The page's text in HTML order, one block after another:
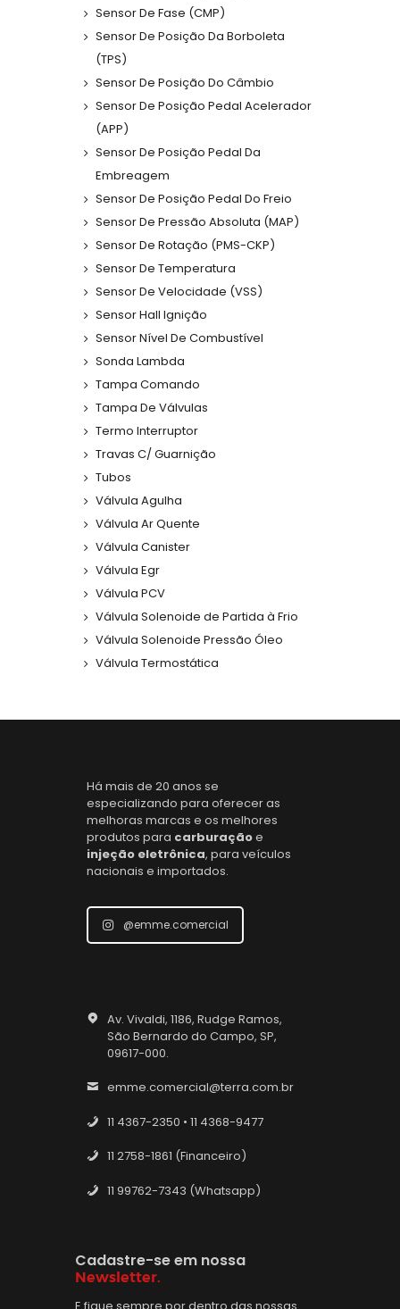
Sensor De Fase (CMP)
Sensor De Posição Da Borboleta
(TPS)
Sensor De Posição Do Câmbio
Sensor De Posição Pedal Acelerador
(APP)
Sensor De Posição Pedal Da
Embreagem
Sensor De Posição Pedal Do Freio
Sensor De Pressão Absoluta (MAP)
Sensor De Rotação (PMS-CKP)
Sensor De Temperatura
Sensor De Velocidade (VSS)
Sensor Hall Ignição
Sensor Nível De Combustível
Sonda Lambda
Tampa Comando
Tampa De Válvulas
Termo Interruptor
Travas C/ Guarnição
Tubos
Válvula Agulha
Válvula Ar Quente
Válvula Canister
Válvula Egr
Válvula PCV
Válvula Solenoide de Partida à Frio
Válvula Solenoide Pressão Óleo
Válvula Termostática
Há mais de 20 anos se
especializando para oferecer as
melhoras marcas e os melhores
produtos para carburaçãoe
injeção eletrônica, para veículos
nacionais e importados.
@emme.comercial
Av. Vivaldi, 1186, Rudge Ramos,
São Bernardo do Campo, SP,
09617-000.
emme.comercial@terra.com.br
11 4367-2350 • 11 4368-9477
11 2758-1861 (Financeiro)
11 99762-7343 (Whatsapp)
Cadastre-se em nossa
Newsletter.